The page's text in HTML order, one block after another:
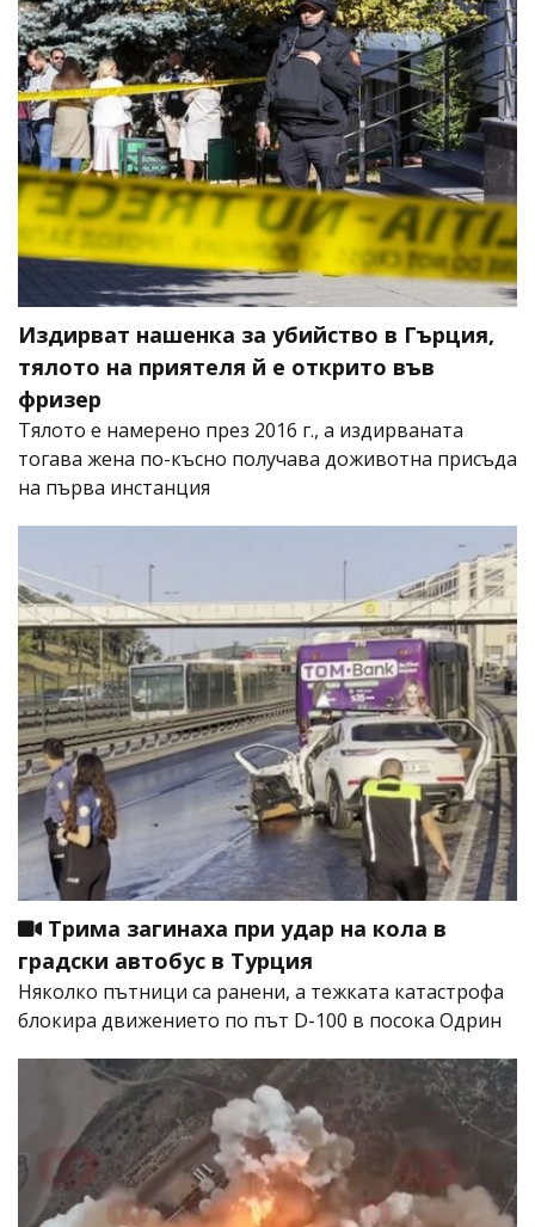
Издирват нашенка за убийство в Гърция,
тялото на приятеля й е открито във
фризер
Тялото е намерено през 2016 г., а издирваната
тогава жена по-късно получава доживотна присъда
на първа инстанция
Трима загинаха при удар на кола в
градски автобус в Турция
Няколко пътници са ранени, а тежката катастрофа
блокира движението по път D-100 в посока Одрин